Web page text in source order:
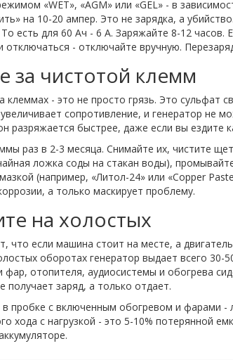
«WET», «AGM» или «GEL» - в
на 10-20 ампер. Это не зарядка, а
есть для 60 Ач - 6 А. Заряжайте 8-12 часов.
отключаться - отключайте вручную.
за чистотой клемм
клеммах - это не просто грязь. Это сульфат
сопротивление, и генератор не
разряжается быстрее, даже если вы ездите
раз в 2-3 месяца. Снимайте их, чистите
ложка соды на стакан воды),
(например, «Литол-24» или «Copper
а только маскирует проблему.
на холостых
что если машина стоит на месте, а
оборотах генератор выдает всего 30-
отопителя, аудиосистемы и обогрева
получает заряд, а только отдает.
пробке с включенным обогревом и фарами -
хода с нагрузкой - это 5-10% потерянной